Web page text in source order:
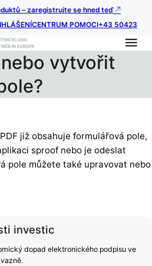
– zaregistrujte se hned teď
CENTRUM POMOCI+43 50423
vytvořit
již obsahuje formulářová pole,
sproof nebo je odeslat
pole můžete také upravovat nebo
investic
dopad elektronického podpisu ve